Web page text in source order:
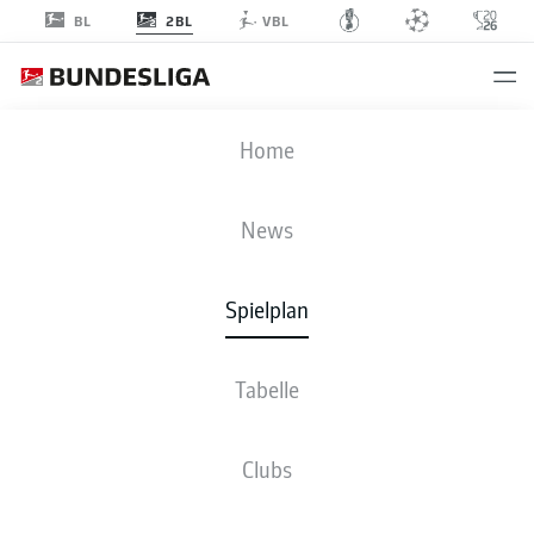
BL 2BL VBL
Home
News
Spielplan
Tabelle
Clubs
FCN
AUFSTELLUNGEN
Fr., 29.01.2027 - So., 31.01.2027